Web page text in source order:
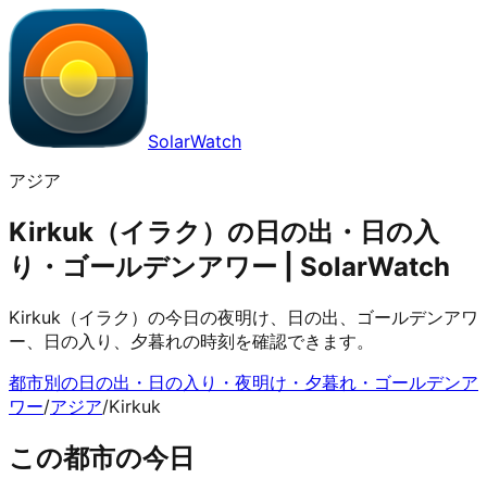
SolarWatch
アジア
Kirkuk（イラク）の日の出・日の入
り・ゴールデンアワー | SolarWatch
Kirkuk（イラク）の今日の夜明け、日の出、ゴールデンアワ
ー、日の入り、夕暮れの時刻を確認できます。
都市別の日の出・日の入り・夜明け・夕暮れ・ゴールデンア
ワー/アジア/Kirkuk
この都市の今日